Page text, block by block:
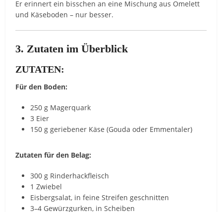
Er erinnert ein bisschen an eine Mischung aus Omelett
und Käseboden – nur besser.
3. Zutaten im Überblick
ZUTATEN:
Für den Boden:
250 g Magerquark
3 Eier
150 g geriebener Käse (Gouda oder Emmentaler)
Zutaten für den Belag:
300 g Rinderhackfleisch
1 Zwiebel
Eisbergsalat, in feine Streifen geschnitten
3–4 Gewürzgurken, in Scheiben